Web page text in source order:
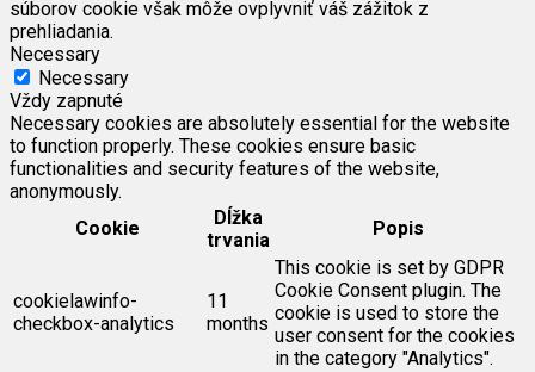
súborov cookie však môže ovplyvniť váš zážitok z
prehliadania.
Necessary
Necessary
Vždy zapnuté
Necessary cookies are absolutely essential for the website
to function properly. These cookies ensure basic
functionalities and security features of the website,
anonymously.
Cookie
Dĺžka
trvania
Popis
cookielawinfo-
checkbox-analytics
11
months
This cookie is set by GDPR
Cookie Consent plugin. The
cookie is used to store the
user consent for the cookies
in the category "Analytics".